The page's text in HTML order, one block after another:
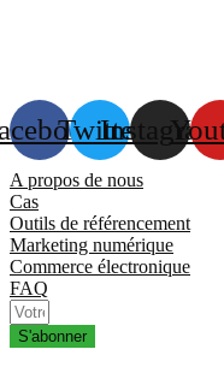
TwitterInstagram
A propos de nous
Cas
Outils de référencement
Marketing numérique
Commerce électronique
FAQ
S'abonner